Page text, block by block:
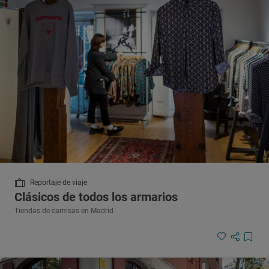
Reportaje de viaje
Clásicos de todos los armarios
Tiendas de camisas en Madrid